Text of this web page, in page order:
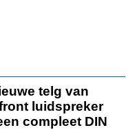
telg van
luidspreker
compleet DIN